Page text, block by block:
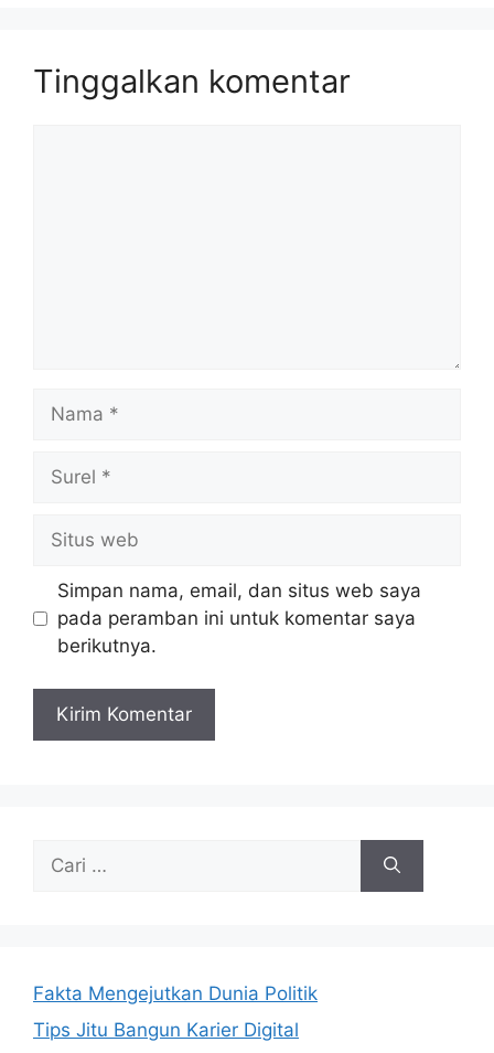
Tinggalkan komentar
Nama
Surel
Situs
web
Simpan nama, email, dan situs web saya
pada peramban ini untuk komentar saya
berikutnya.
untuk:
Fakta Mengejutkan Dunia Politik
Tips Jitu Bangun Karier Digital